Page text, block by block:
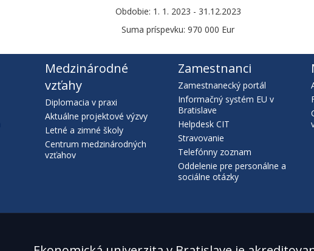
Obdobie: 1. 1. 2023 - 31.12.2023
Suma príspevku: 970 000 Eur
Medzinárodné
vzťahy
Diplomacia v praxi
Aktuálne projektové výzvy
Letné a zimné školy
Centrum medzinárodných
vzťahov
Zamestnanci
Zamestnanecký portál
Informačný systém EU v
Bratislave
Helpdesk CIT
Stravovanie
Telefónny zoznam
Oddelenie pre personálne a
sociálne otázky